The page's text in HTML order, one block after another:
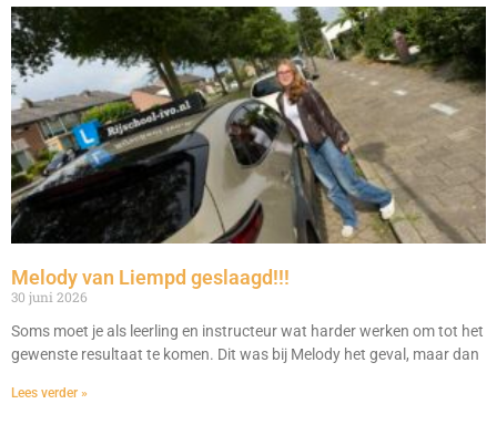
Melody van Liempd geslaagd!!!
30 juni 2026
Soms moet je als leerling en instructeur wat harder werken om tot het
gewenste resultaat te komen. Dit was bij Melody het geval, maar dan
Lees verder »